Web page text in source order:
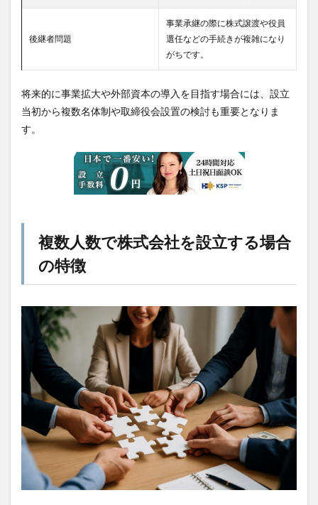
後継者問題
事業承継の際に株式譲渡や役員
選任などの手続きが複雑になり
がちです。
将来的に事業拡大や外部資本の導入を目指す場合には、設立
当初から複数名体制や取締役会設置の検討も重要となりま
す。
複数人数で株式会社を設立する場合
の特徴